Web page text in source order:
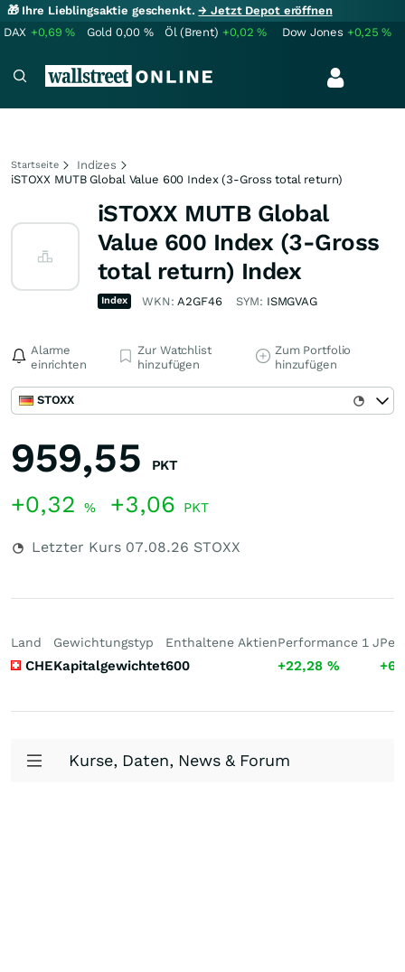
🎁 Ihre Lieblingsaktie geschenkt.→ Jetzt Depot eröffnen
DAX +0,69% Gold 0,00 % Öl (Brent) +0,02% Dow Jones +0,25%
Startseite
Indizes
iSTOXX MUTB Global Value 600 Index (3-Gross total return)
iSTOXX MUTB Global
Value 600 Index (3-Gross
total return) Index
Index WKN:A2GF46 SYM: ISMGVAG
Alarme
einrichten
Zur Watchlist
hinzufügen
Zum Portfolio
hinzufügen
STOXX
959,55 PKT
+0,32 % +3,06 PKT
Letzter Kurs 07.08.26 STOXX
Land
CHE
Gewichtungstyp
Kapitalgewichtet
Enthaltene Aktien
600
Performance 1 J
+22,28 %
Kurse, Daten, News & Forum